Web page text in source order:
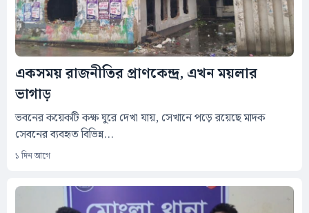
একসময় রাজনীতির প্রাণকেন্দ্র, এখন ময়লার
ভাগাড়
ভবনের কয়েকটি কক্ষ ঘুরে দেখা যায়, সেখানে পড়ে রয়েছে মাদক
সেবনের ব্যবহৃত বিভিন্ন...
১ দিন আগে